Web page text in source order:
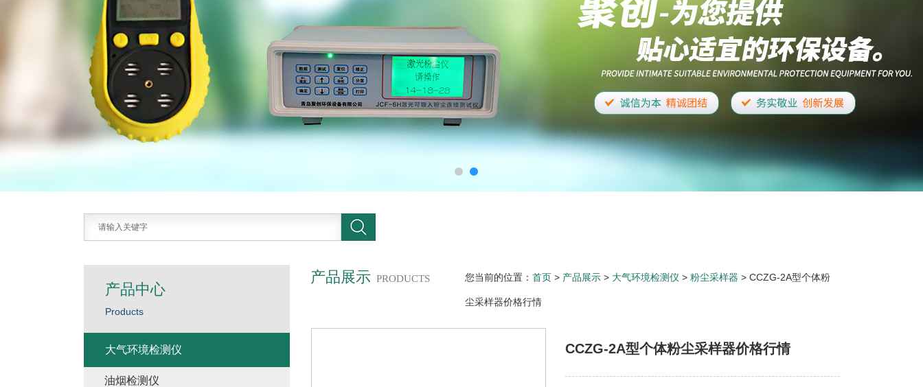
产品展示 PRODUCTS 您当前的位置： 首页 > 产品展示 > 大气环境检测仪 > 粉尘采样器 > CCZG-2A型个体粉
尘采样器价格行情
CCZG-2A型个体粉尘采样器价格行情
产品中心
Products
大气环境检测仪
油烟检测仪